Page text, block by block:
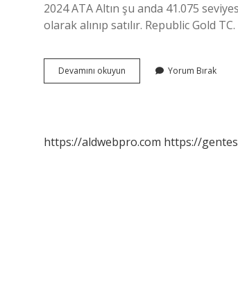
2024 ATA Altın şu anda 41.075
olarak alınıp satılır. Republic Gold
Devamını okuyun
Adet
Yorum Bırak
https://aldwebpro.com https://